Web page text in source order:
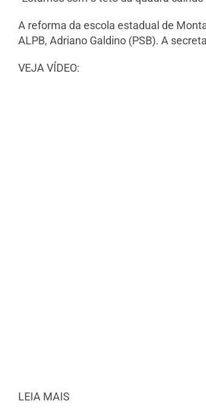
A reforma da escola estadual de
ALPB, Adriano Galdino (PSB). A
VEJA VÍDEO:
LEIA MAIS